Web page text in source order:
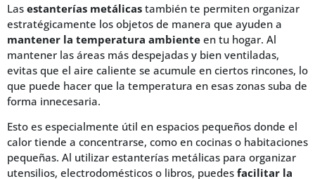
Las estanterías metálicas también te permiten organizar
estratégicamente los objetos de manera que ayuden a
mantener la temperatura ambiente en tu hogar. Al
mantener las áreas más despejadas y bien ventiladas,
evitas que el aire caliente se acumule en ciertos rincones, lo
que puede hacer que la temperatura en esas zonas suba de
forma innecesaria.
Esto es especialmente útil en espacios pequeños donde el
calor tiende a concentrarse, como en cocinas o habitaciones
pequeñas. Al utilizar estanterías metálicas para organizar
utensilios, electrodomésticos o libros, puedes facilitar la